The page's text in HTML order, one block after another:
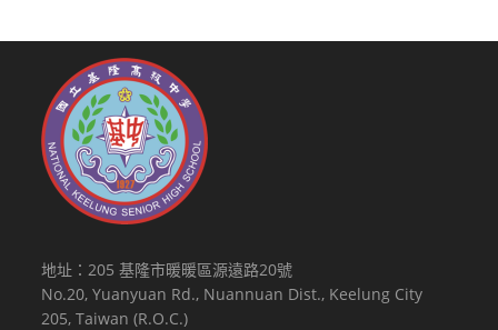
地址：205 基隆市暖暖區源遠路20號
No.20, Yuanyuan Rd., Nuannuan Dist., Keelung City
205, Taiwan (R.O.C.)